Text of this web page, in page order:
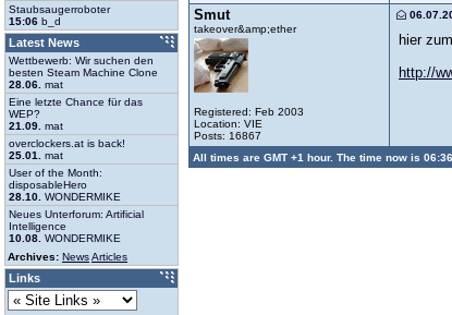
Smut
takeover&amp;ether
Registered: Feb 2003
Location: VIE
Posts: 16867
hier
http://
All times are GMT +1 hour. The time now is 06:36.
Staubsaugerroboter
15:06 b_d
Latest News
Wettbewerb: Wir suchen den
besten Steam Machine Clone
28.06. mat
Eine letzte Chance für das
WEP?
21.09. mat
overclockers.at is back!
25.01.
mat
User of the Month:
disposableHero
28.10. WONDERMIKE
Neues Unterforum: Artificial
Intelligence
10.08. WONDERMIKE
Archives: NewsArticles
Links